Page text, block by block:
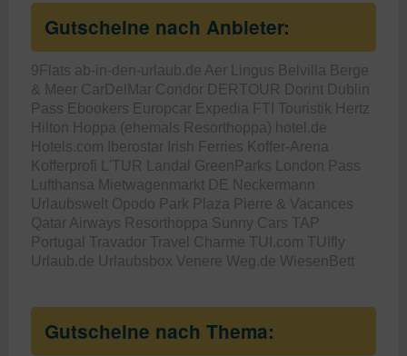
Gutscheine nach Anbieter:
9Flats ab-in-den-urlaub.de Aer Lingus Belvilla Berge
& Meer CarDelMar Condor DERTOUR Dorint Dublin
Pass Ebookers Europcar Expedia FTI Touristik Hertz
Hilton Hoppa (ehemals Resorthoppa) hotel.de
Hotels.com
Iberostar Irish Ferries Koffer-Arena
Kofferprofi
L'TUR Landal GreenParks
London Pass
Lufthansa Mietwagenmarkt DE Neckermann
Urlaubswelt Opodo Park Plaza Pierre & Vacances
Qatar Airways Resorthoppa Sunny Cars TAP
Portugal
Travador Travel Charme TUI.com TUIfly
Urlaub.de Urlaubsbox Venere Weg.de WiesenBett
Gutscheine nach Thema: